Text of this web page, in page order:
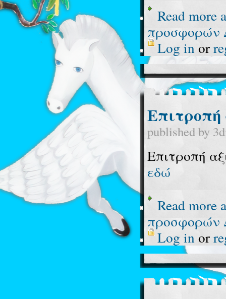
Read more
προσφορών
Log inor
Επιτροπή
published by
Επιτροπή
εδώ
Read more
προσφορών
Log inor